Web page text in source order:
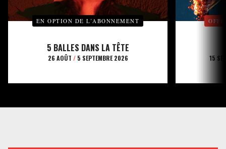
EN OPTION DE L’ABONNEMENT
5 BALLES DANS LA TÊTE
26 AOÛT /5 SEPTEMBRE 2026 15